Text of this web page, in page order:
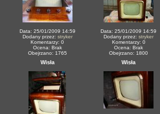
Data: 25/01/2009 14:59
Dodany przez: stryker
Komentarzy: 0
Ocena: Brak
Obejrzano: 1765
Data: 25/01/2009 14:59
Dodany przez: stryker
Komentarzy: 0
Ocena: Brak
Obejrzano: 1800
Wisła Wisła